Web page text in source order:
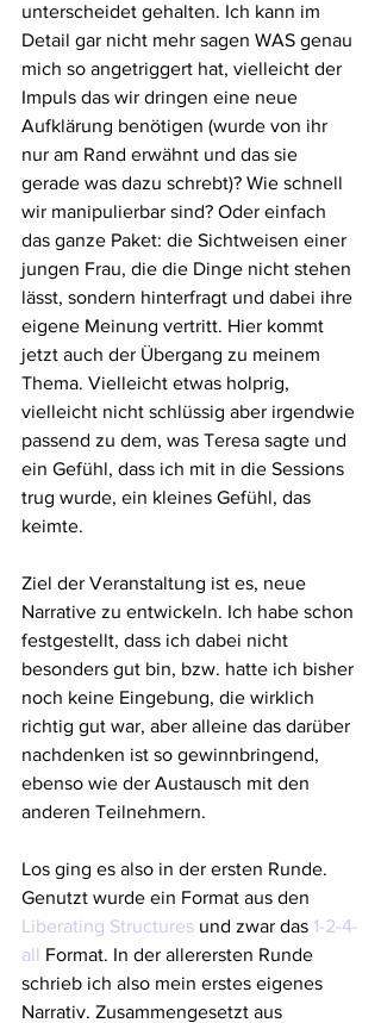
unterscheidet gehalten. Ich kann im
Detail gar nicht mehr sagen WAS genau
mich so angetriggert hat, vielleicht der
Impuls das wir dringen eine neue
Aufklärung benötigen (wurde von ihr
nur am Rand erwähnt und das sie
gerade was dazu schrebt)? Wie schnell
wir manipulierbar sind? Oder einfach
das ganze Paket: die Sichtweisen einer
jungen Frau, die die Dinge nicht stehen
lässt, sondern hinterfragt und dabei ihre
eigene Meinung vertritt. Hier kommt
jetzt auch der Übergang zu meinem
Thema. Vielleicht etwas holprig,
vielleicht nicht schlüssig aber irgendwie
passend zu dem, was Teresa sagte und
ein Gefühl, dass ich mit in die Sessions
trug wurde, ein kleines Gefühl, das
keimte.
Ziel der Veranstaltung ist es, neue
Narrative zu entwickeln. Ich habe schon
festgestellt, dass ich dabei nicht
besonders gut bin, bzw. hatte ich bisher
noch keine Eingebung, die wirklich
richtig gut war, aber alleine das darüber
nachdenken ist so gewinnbringend,
ebenso wie der Austausch mit den
anderen Teilnehmern.
Los ging es also in der ersten Runde.
Genutzt wurde ein Format aus den
Liberating Structures und zwar das 1-2-4-
all Format. In der allerersten Runde
schrieb ich also mein erstes eigenes
Narrativ. Zusammengesetzt aus